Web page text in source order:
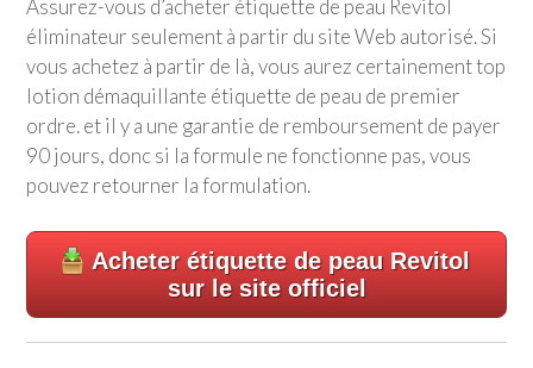
Assurez-vous d’acheter étiquette de peau Revitol
éliminateur seulement à partir du site Web autorisé. Si
vous achetez à partir de là, vous aurez certainement top
lotion démaquillante étiquette de peau de premier
ordre. et il y a une garantie de remboursement de payer
90 jours, donc si la formule ne fonctionne pas, vous
pouvez retourner la formulation.
Acheter étiquette de peau Revitol
sur le site officiel